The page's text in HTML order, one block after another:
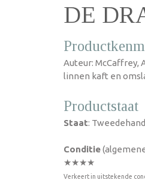
DE
Auteur: McCaffrey,
linnen kaft en
Productstaat
Staat:
Conditie
★★★★
Verkeert in uitstekende